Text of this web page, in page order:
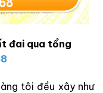
đai qua tổng
tôi đều xây như